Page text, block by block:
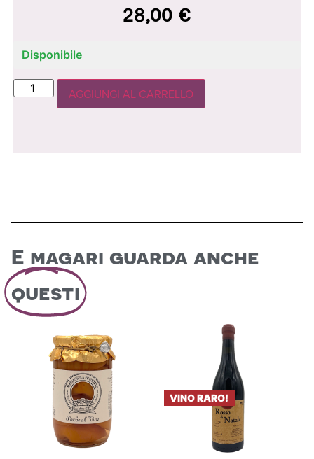
28,00 €
Disponibile
AGGIUNGI AL CARRELLO
E magari guarda anche
questi
VINO RARO!